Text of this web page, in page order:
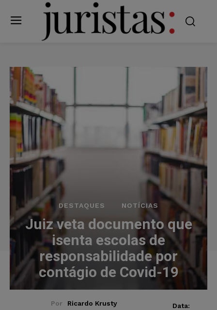
DESTAQUES NOTÍCIAS
Juiz veta documento que
isenta escolas de
responsabilidade por
contágio de Covid-19
Por Ricardo Krusty
Data: